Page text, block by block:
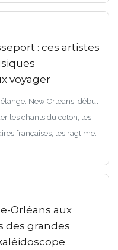
: ces artistes
voyager
New Orleans, début
les chants du coton, les
françaises, les ragtime.
Orléans aux
des grandes